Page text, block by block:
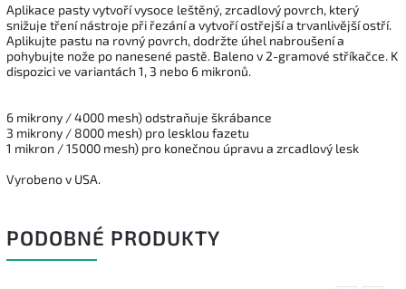
Aplikace pasty vytvoří vysoce leštěný, zrcadlový povrch, který
snižuje tření nástroje při řezání a vytvoří ostřejší a trvanlivější ostří.
Aplikujte pastu na rovný povrch, dodržte úhel nabroušení a
pohybujte nože po nanesené pastě. Baleno v 2-gramové stříkačce. K
dispozici ve variantách 1, 3 nebo 6 mikronů.
6 mikrony / 4000 mesh) odstraňuje škrábance
3 mikrony / 8000 mesh) pro lesklou fazetu
1 mikron / 15000 mesh) pro konečnou úpravu a zrcadlový lesk
Vyrobeno v USA.
PODOBNÉ PRODUKTY